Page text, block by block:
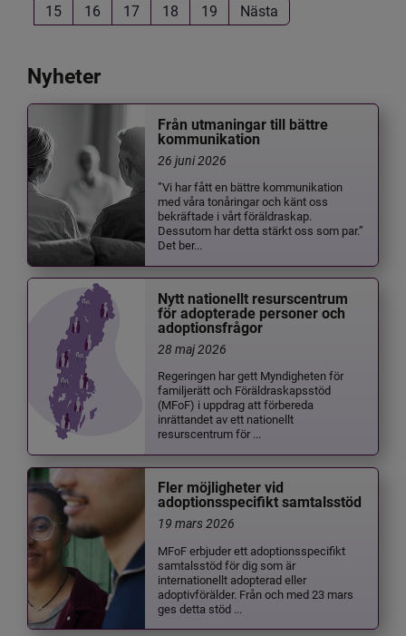
15
16 17 18 19 Nästa
Nyheter
Från utmaningar till bättre
kommunikation
26 juni 2026
”Vi har fått en bättre kommunikation
med våra tonåringar och känt oss
bekräftade i vårt föräldraskap.
Dessutom har detta stärkt oss som par.”
Det ber...
Nytt nationellt resurscentrum
för adopterade personer och
adoptionsfrågor
28 maj 2026
Regeringen har gett Myndigheten för
familjerätt och Föräldraskapsstöd
(MFoF) i uppdrag att förbereda
inrättandet av ett nationellt
resurscentrum för ...
Fler möjligheter vid
adoptionsspecifikt samtalsstöd
19 mars 2026
MFoF erbjuder ett adoptionsspecifikt
samtalsstöd för dig som är
internationellt adopterad eller
adoptivförälder. Från och med 23 mars
ges detta stöd ...